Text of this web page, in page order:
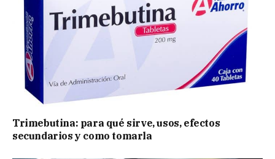
Trimebutina: para qué sirve, usos, efectos
secundarios y como tomarla